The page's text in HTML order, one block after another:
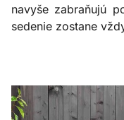
navyše zabraňujú
sedenie zostane